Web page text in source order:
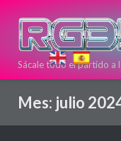
contenido
Sácale todo el partido a
Mes: julio
Si estas
comprar
nueva